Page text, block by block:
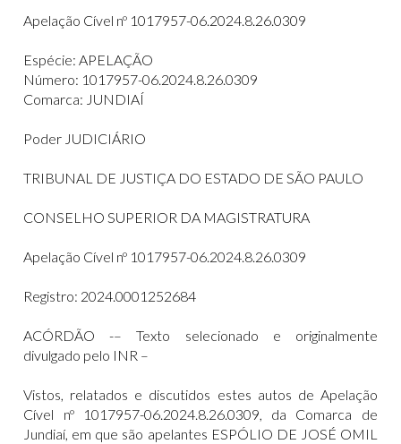
Apelação Cível nº 1017957-06.2024.8.26.0309
Espécie: APELAÇÃO
Número: 1017957-06.2024.8.26.0309
Comarca: JUNDIAÍ
Poder JUDICIÁRIO
TRIBUNAL DE JUSTIÇA DO ESTADO DE SÃO PAULO
CONSELHO SUPERIOR DA MAGISTRATURA
Apelação Cível nº 1017957-06.2024.8.26.0309
Registro: 2024.0001252684
ACÓRDÃO -– Texto selecionado e originalmente
divulgado pelo INR –
Vistos, relatados e discutidos estes autos de Apelação
Cível nº 1017957-06.2024.8.26.0309, da Comarca de
Jundiaí, em que são apelantes ESPÓLIO DE JOSÉ OMIL